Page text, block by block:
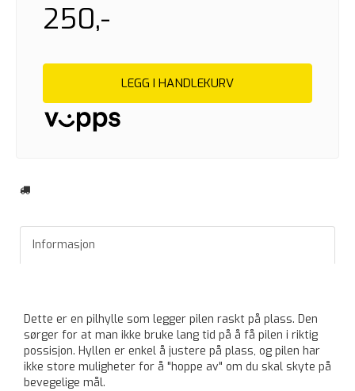
250,-
LEGG I HANDLEKURV
Informasjon
Dette er en pilhylle som legger pilen raskt på plass. Den
sørger for at man ikke bruke lang tid på å få pilen i riktig
possisjon. Hyllen er enkel å justere på plass, og pilen har
ikke store muligheter for å "hoppe av" om du skal skyte på
bevegelige mål.